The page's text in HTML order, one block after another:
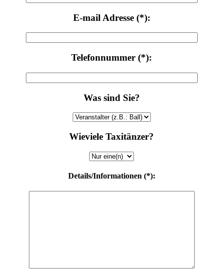
E-mail Adresse (*):
Telefonnummer (*):
Was sind Sie?
Wieviele Taxitänzer?
Details/Informationen (*):